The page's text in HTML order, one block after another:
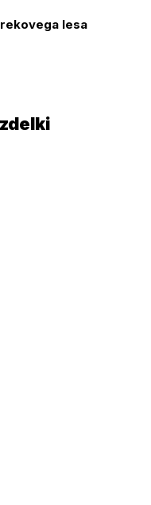
lesa